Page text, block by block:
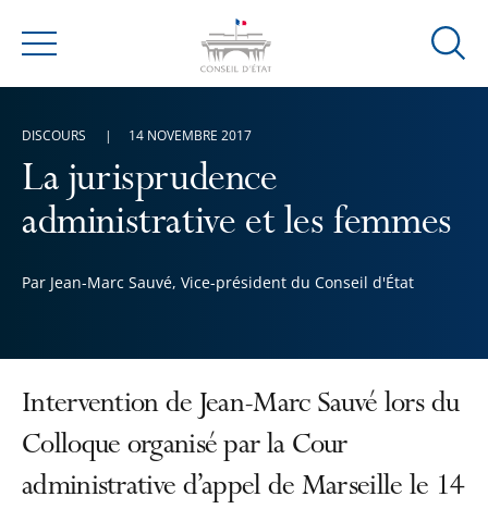
Menu
Ouvrir
La jurisprudence
administrative et les femmes
Par Jean-Marc Sauvé, Vice-président du Conseil d'État
DISCOURS 14 NOVEMBRE 2017
Intervention de Jean-Marc Sauvé lors du
Colloque organisé par la Cour
administrative d’appel de Marseille le 14